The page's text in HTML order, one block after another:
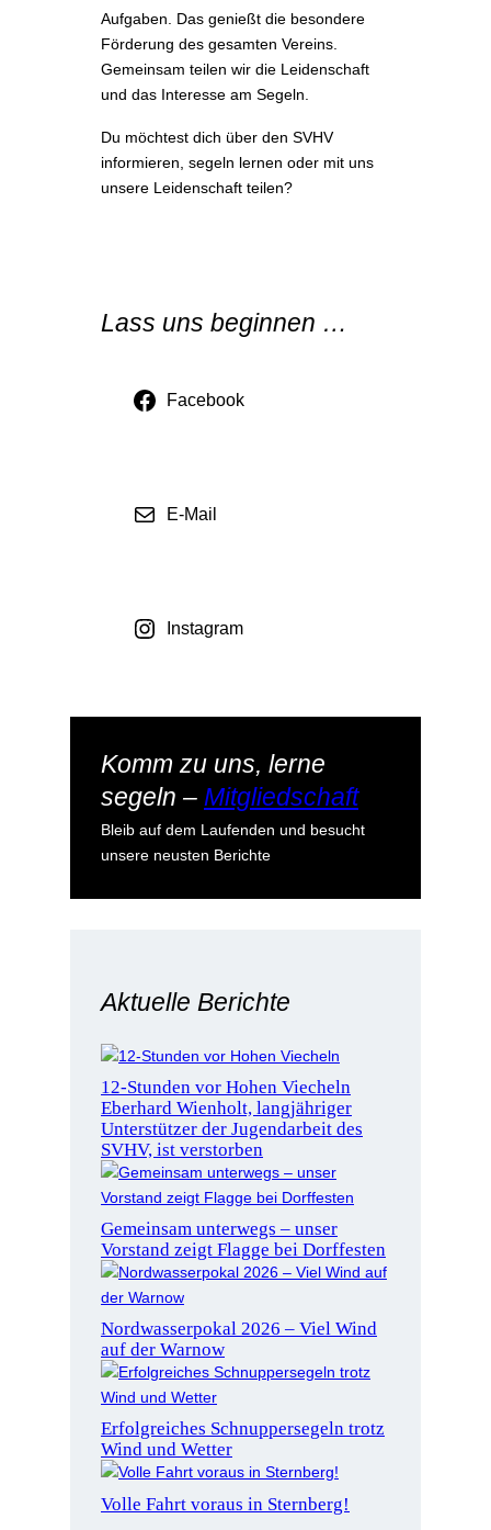
Aufgaben. Das genießt die besondere
Förderung des gesamten Vereins.
Gemeinsam teilen wir die Leidenschaft
und das Interesse am Segeln.
Du möchtest dich über den SVHV
informieren, segeln lernen oder mit uns
unsere Leidenschaft teilen?
Lass uns beginnen …
Facebook
E-Mail
Instagram
Komm zu uns, lerne
segeln – Mitgliedschaft
Bleib auf dem Laufenden und besucht
unsere neusten Berichte
Aktuelle Berichte
12-Stunden vor Hohen Viecheln
Eberhard Wienholt, langjähriger
Unterstützer der Jugendarbeit des
SVHV, ist verstorben
Gemeinsam unterwegs – unser
Vorstand zeigt Flagge bei Dorffesten
Nordwasserpokal 2026 – Viel Wind
auf der Warnow
Erfolgreiches Schnuppersegeln trotz
Wind und Wetter
Volle Fahrt voraus in Sternberg!